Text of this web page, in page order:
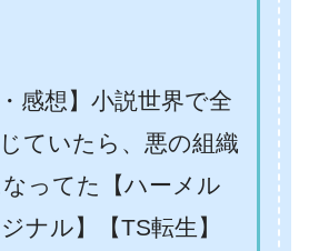
感想】小説世界で全
ていたら、悪の組織
ってた【ハーメル
ナル】【TS転生】